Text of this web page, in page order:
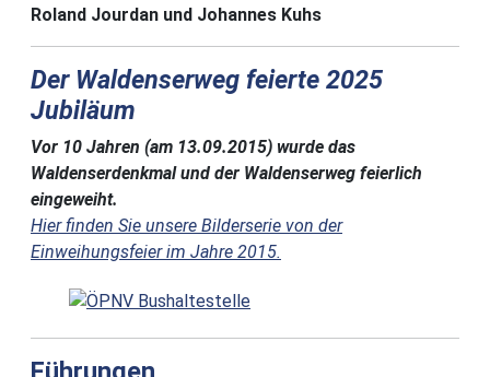
Roland Jourdan und Johannes Kuhs
Der Waldenserweg feierte 2025
Jubiläum
Vor 10 Jahren (am 13.09.2015) wurde das
Waldenserdenkmal und der Waldenserweg feierlich
eingeweiht.
Hier finden Sie unsere Bilderserie von der
Einweihungsfeier im Jahre 2015.